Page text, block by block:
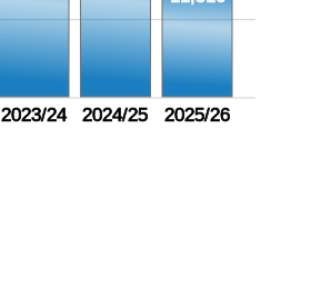
2023/24 2024/25 2025/26